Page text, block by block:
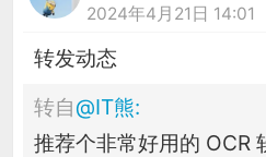
2024年4月21日 14:01
转发动态
转自@IT熊:
推荐个非常好用的 OCR